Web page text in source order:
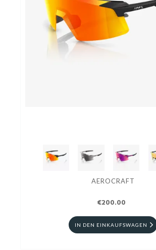
AEROCRAFT
€200.00
IN DEN EINKAUFSWAGEN